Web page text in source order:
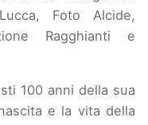
Foto Alcide,
Ragghianti e
100 anni della sua
e la vita della